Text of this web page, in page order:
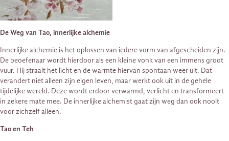
De Weg van Tao, innerlijke alchemie
Innerlijke alchemie is het oplossen van iedere vorm van afgescheiden zijn.
De beoefenaar wordt hierdoor als een kleine vonk van een immens groot
vuur. Hij straalt het licht en de warmte hiervan spontaan weer uit. Dat
verandert niet alleen zijn eigen leven, maar werkt ook uit in de gehele
tijdelijke wereld. Deze wordt erdoor verwarmd, verlicht en transformeert
in zekere mate mee. De innerlijke alchemist gaat zijn weg dan ook nooit
voor zichzelf alleen.
Tao en Teh